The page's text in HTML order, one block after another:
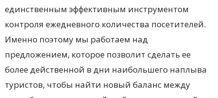
единственным эффективным инструментом
контроля ежедневного количества посетителей.
Именно поэтому мы работаем над
предложением, которое позволит сделать ее
более действенной в дни наибольшего наплыва
туристов, чтобы найти новый баланс между